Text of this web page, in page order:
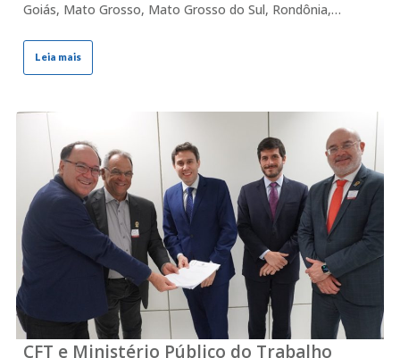
Goiás, Mato Grosso, Mato Grosso do Sul, Rondônia,…
Leia mais
CFT e Ministério Público do Trabalho